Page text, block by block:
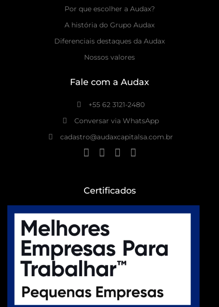
Por que escolher a Audax?
A história do Grupo Audax
Diferenciais destaques da Audax
Nossos valores
Fale com a Audax
+55 62 3121-2480
Conversar via WhatsApp
cadastro@audaxcapitalsa.com.br
Certificados